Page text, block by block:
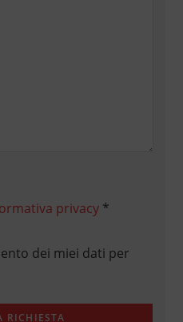
privacy*
dei miei dati per